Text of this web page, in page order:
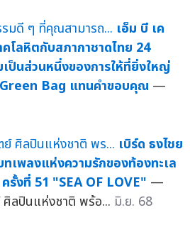
เอ็ม บี เค
โลหิตกับสภากาชาดไทย 24
ป็นส่วนหนึ่งของการให้ที่ยิ่งใหญ่
Bag แทนคำขอบคุณ —
เบิร์ด ธงไชย
เพลงแห่งความรักของท้องทะเล
รั้งที่ 51 "SEA OF LOVE" —
ศิลปินแห่งชาติ พร้อ... มิ.ย. 68